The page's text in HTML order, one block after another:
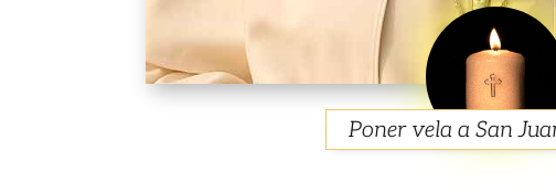
Poner vela a San